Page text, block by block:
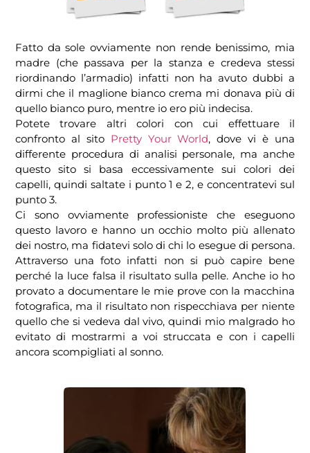
Fatto da sole ovviamente non rende benissimo, mia
madre (che passava per la stanza e credeva stessi
riordinando l’armadio) infatti non ha avuto dubbi a
dirmi che il maglione bianco crema mi donava più di
quello bianco puro, mentre io ero più indecisa.
Potete trovare altri colori con cui effettuare il
confronto al sito Pretty Your World, dove vi è una
differente procedura di analisi personale, ma anche
questo sito si basa eccessivamente sui colori dei
capelli, quindi saltate i punto 1 e 2, e concentratevi sul
punto 3.
Ci sono ovviamente professioniste che eseguono
questo lavoro e hanno un occhio molto più allenato
dei nostro, ma fidatevi solo di chi lo esegue di persona.
Attraverso una foto infatti non si può capire bene
perché la luce falsa il risultato sulla pelle. Anche io ho
provato a documentare le mie prove con la macchina
fotografica, ma il risultato non rispecchiava per niente
quello che si vedeva dal vivo, quindi mio malgrado ho
evitato di mostrarmi a voi struccata e con i capelli
ancora scompigliati al sonno.